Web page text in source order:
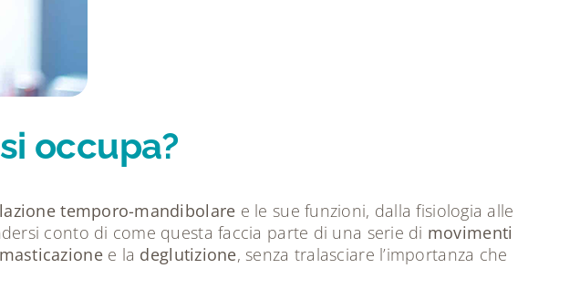
occupa?
temporo-mandibolare e le sue funzioni, dalla fisiologia alle
conto di come questa faccia parte di una serie di movimenti
masticazionee la deglutizione, senza tralasciare l’importanza che